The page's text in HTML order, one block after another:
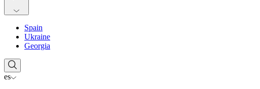
Spain
Ukraine
Georgia
es